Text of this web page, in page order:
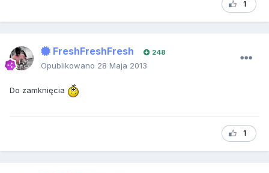
1
FreshFreshFresh 248
Opublikowano 28 Maja 2013
Do zamknięcia
1